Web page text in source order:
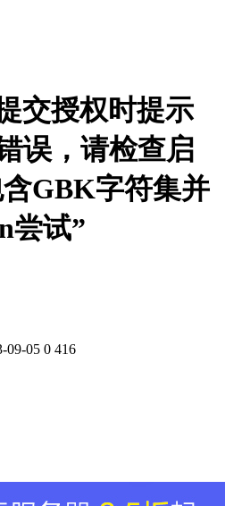
交授权时提示
误，请检查启
GBK字符集并
尝试”
09-05 0 416